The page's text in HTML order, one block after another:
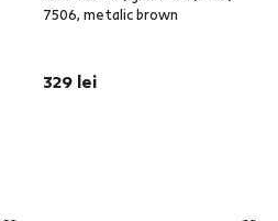
7506, metalic brown
329 lei